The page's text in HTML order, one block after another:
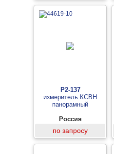
Р2-137
измеритель КСВН
панорамный
Россия
по запросу